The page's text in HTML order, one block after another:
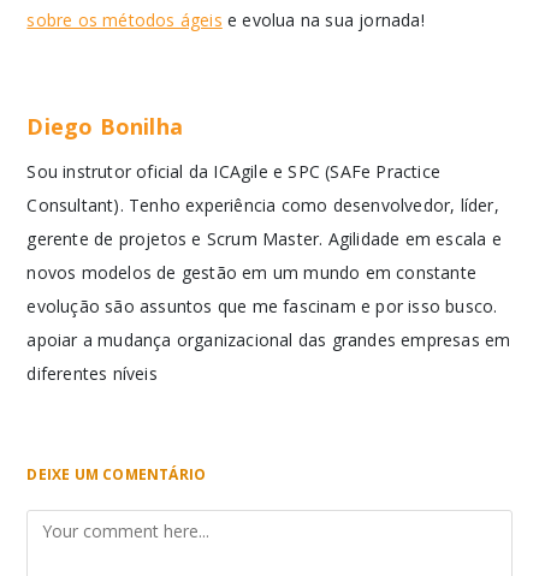
sobre os métodos ágeis e evolua na sua jornada!
Diego Bonilha
Sou instrutor oficial da ICAgile e SPC (SAFe Practice
Consultant). Tenho experiência como desenvolvedor, líder,
gerente de projetos e Scrum Master. Agilidade em escala e
novos modelos de gestão em um mundo em constante
evolução são assuntos que me fascinam e por isso busco.
apoiar a mudança organizacional das grandes empresas em
diferentes níveis
DEIXE UM COMENTÁRIO